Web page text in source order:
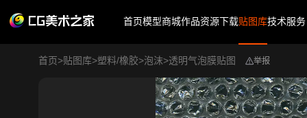
首页模型商城作品资源下载贴图库技术服务
首页>贴图库>塑料/橡胶>泡沫>透明气泡膜贴图 举报